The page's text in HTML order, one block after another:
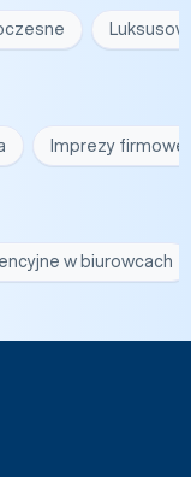
Imprezy firmowe
w biurowcach